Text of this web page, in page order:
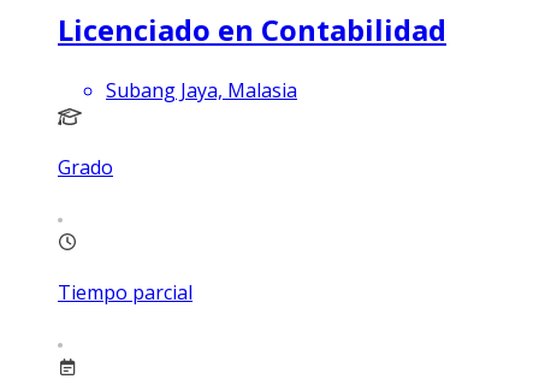
Licenciado en Contabilidad
Subang Jaya, Malasia
Grado
Tiempo parcial